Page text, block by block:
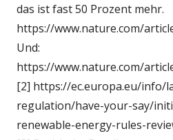
das ist fast 50 Prozent mehr.
https://www.nature.com/
Und:
https://www.nature.com/
[2] https://ec.europa.eu/info/
regulation/have-your-say/
renewable-energy-rules-